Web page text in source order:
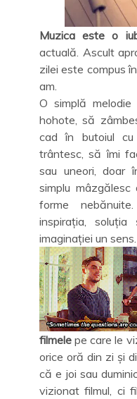
Muzica este o
actuală. Ascult
zilei este compus
am.
O simplă
hohote, să
cad în butoiul
trântesc, să îmi
sau uneori, doar
simplu
forme
inspirația,
imaginației un sens.
filmele pe care le
orice oră din zi și
că e joi sau
vizionat filmul, ci